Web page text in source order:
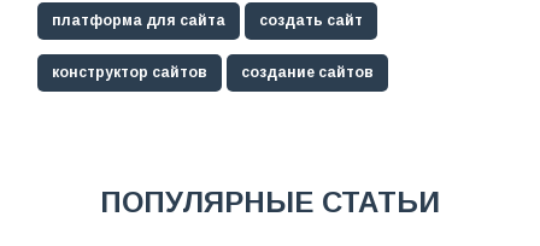
платформа для сайта создать сайт
конструктор сайтов создание сайтов
ПОПУЛЯРНЫЕ СТАТЬИ